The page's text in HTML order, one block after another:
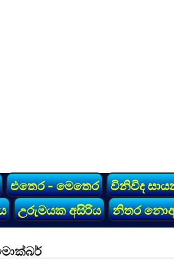
එතෙර - මෙතෙර විනිවිද
උරුමයක අසිරිය නිතර